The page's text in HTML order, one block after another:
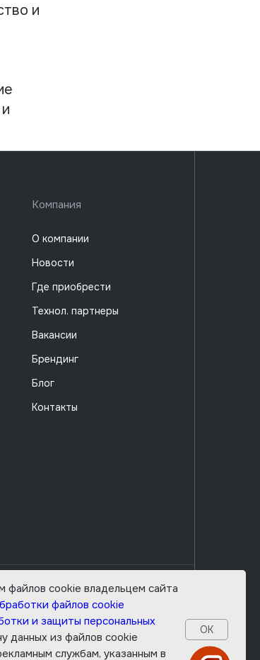
файлов cookie владельцем сайта
файлов cookie
и защиты персональных
данных из файлов cookie
службам, указанным в
ОК
и
Компания
данных
О компании
Новости
Где приобрести
Вакансии
Брендинг
Технол. партнеры
Блог
Контакты